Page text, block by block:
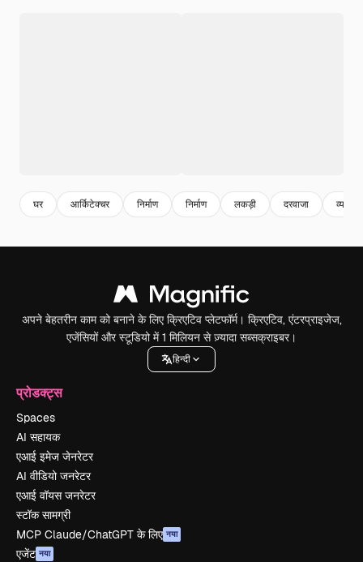
घर आर्किटेक्चर निर्माण निर्माण लकड़ी दरवाजा व्यापार
अपने बेहतरीन काम को बनाने के लिए क्रिएटिव प्लेटफॉर्म। क्रिएटिव, एंटरप्राइजेज,
एजेंसियों और स्टूडियो में 1 मिलियन से ज़्यादा सब्सक्राइबर।
हिन्दी
प्रोडक्ट्स
Spaces
AI सहायक
एआई इमेज जेनरेटर
AI वीडियो जनरेटर
एआई वॉयस जनरेटर
स्टॉक सामग्री
MCP Claude/ChatGPT के लिए नया
एजेंट नया